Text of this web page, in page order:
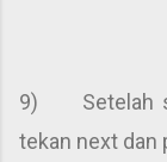
9) Setelah
tekan next dan